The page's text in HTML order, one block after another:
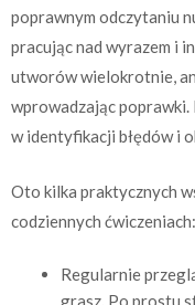
poprawnym odczytaniu
pracując nad wyrazem i
utworów wielokrotnie,
wprowadzając poprawki.
w identyfikacji błędów i
Oto kilka praktycznych
codziennych ćwiczeniach:
Regularnie
grasz. Po prostu